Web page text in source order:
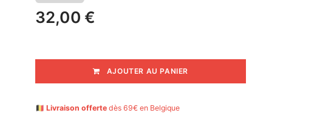
32,00 €
AJOUTER AU PANIER
🇧🇪 Livraison offerte dès 69€ en Belgique